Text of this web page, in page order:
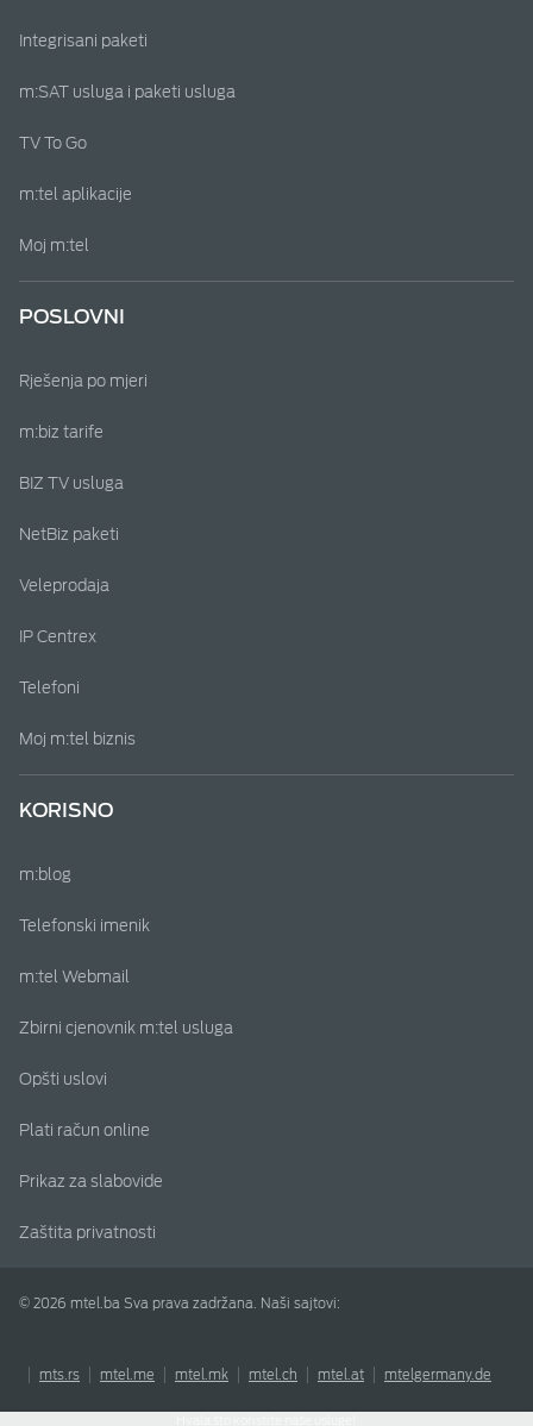
Integrisani paketi
m:SAT usluga i paketi usluga
TV To Go
m:tel aplikacije
Moj m:tel
POSLOVNI
Rješenja po mjeri
m:biz tarife
BIZ TV usluga
NetBiz paketi
Veleprodaja
IP Centrex
Telefoni
Moj m:tel biznis
KORISNO
m:blog
Telefonski imenik
m:tel Webmail
Zbirni cjenovnik m:tel usluga
Opšti uslovi
Plati račun online
Prikaz za slabovide
Zaštita privatnosti
© 2026 mtel.ba Sva prava zadržana. Naši sajtovi:
mts.rs mtel.me mtel.mk mtel.ch mtel.at mtelgermany.de